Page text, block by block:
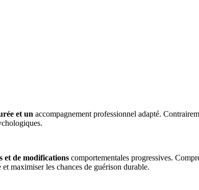
et un accompagnement professionnel adapté.
et de modifications comportementales progressives.
maximiser les chances de guérison durable.